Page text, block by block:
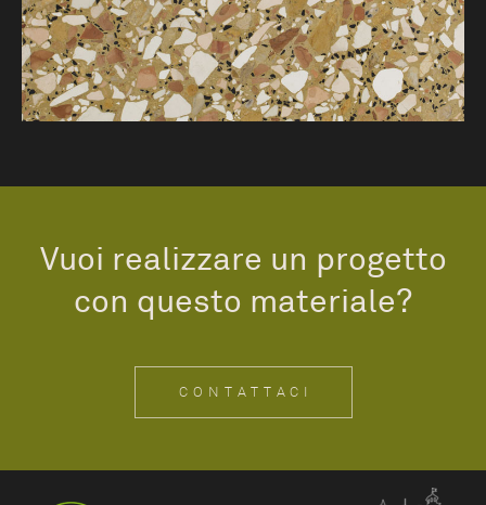
Vuoi realizzare un progetto
con questo materiale?
CONTATTACI